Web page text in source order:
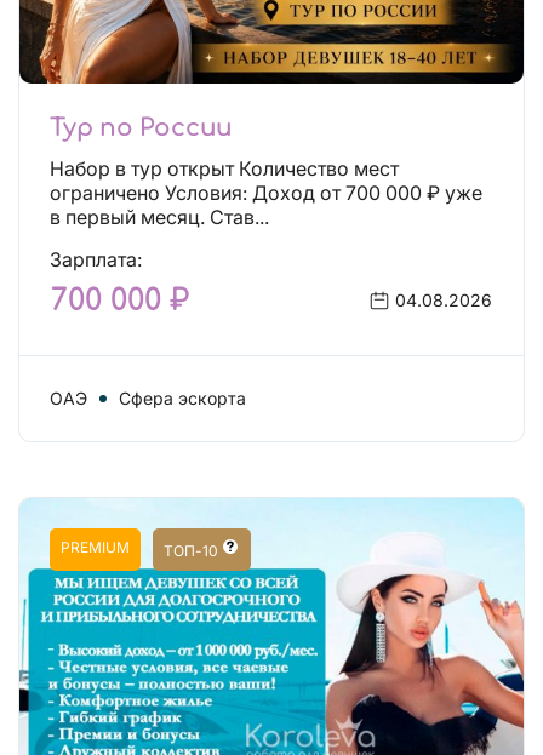
Тур по России
Набор в тур открыт Количество мест
ограничено Условия: Доход от 700 000 ₽ уже
в первый месяц. Став...
Зарплата:
700 000 ₽ 04.08.2026
ОАЭ Сфера эскорта
PREMIUM ТОП-10